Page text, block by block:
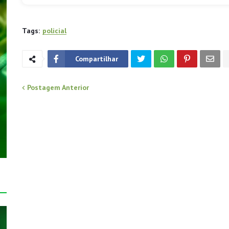
Tags: policial
Compartilhar
Postagem Anterior